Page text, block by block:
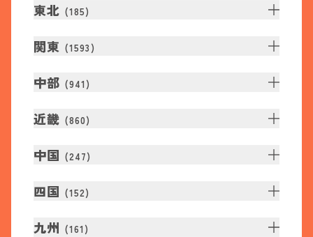
東北 (185)
関東 (1593 )
中部 (941 )
近畿 (860)
中国 (247)
四国 (152)
九州 (161 )